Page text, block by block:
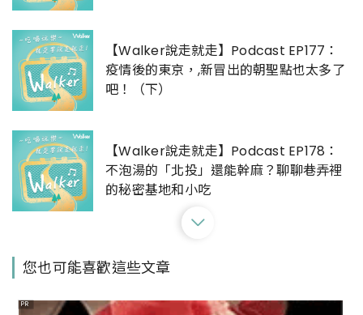
【Walker說走就走】Podcast EP177：
疫情後的東京，,新冒出的朝聖點也太多了
吧！（下）
【Walker說走就走】Podcast EP178：
不泡湯的「北投」還能幹麻？聊聊巷弄裡
的秘密基地和小吃
麼玩出CP值最高的關西？聽完這一集就知
您也可能喜歡這些文章
PR